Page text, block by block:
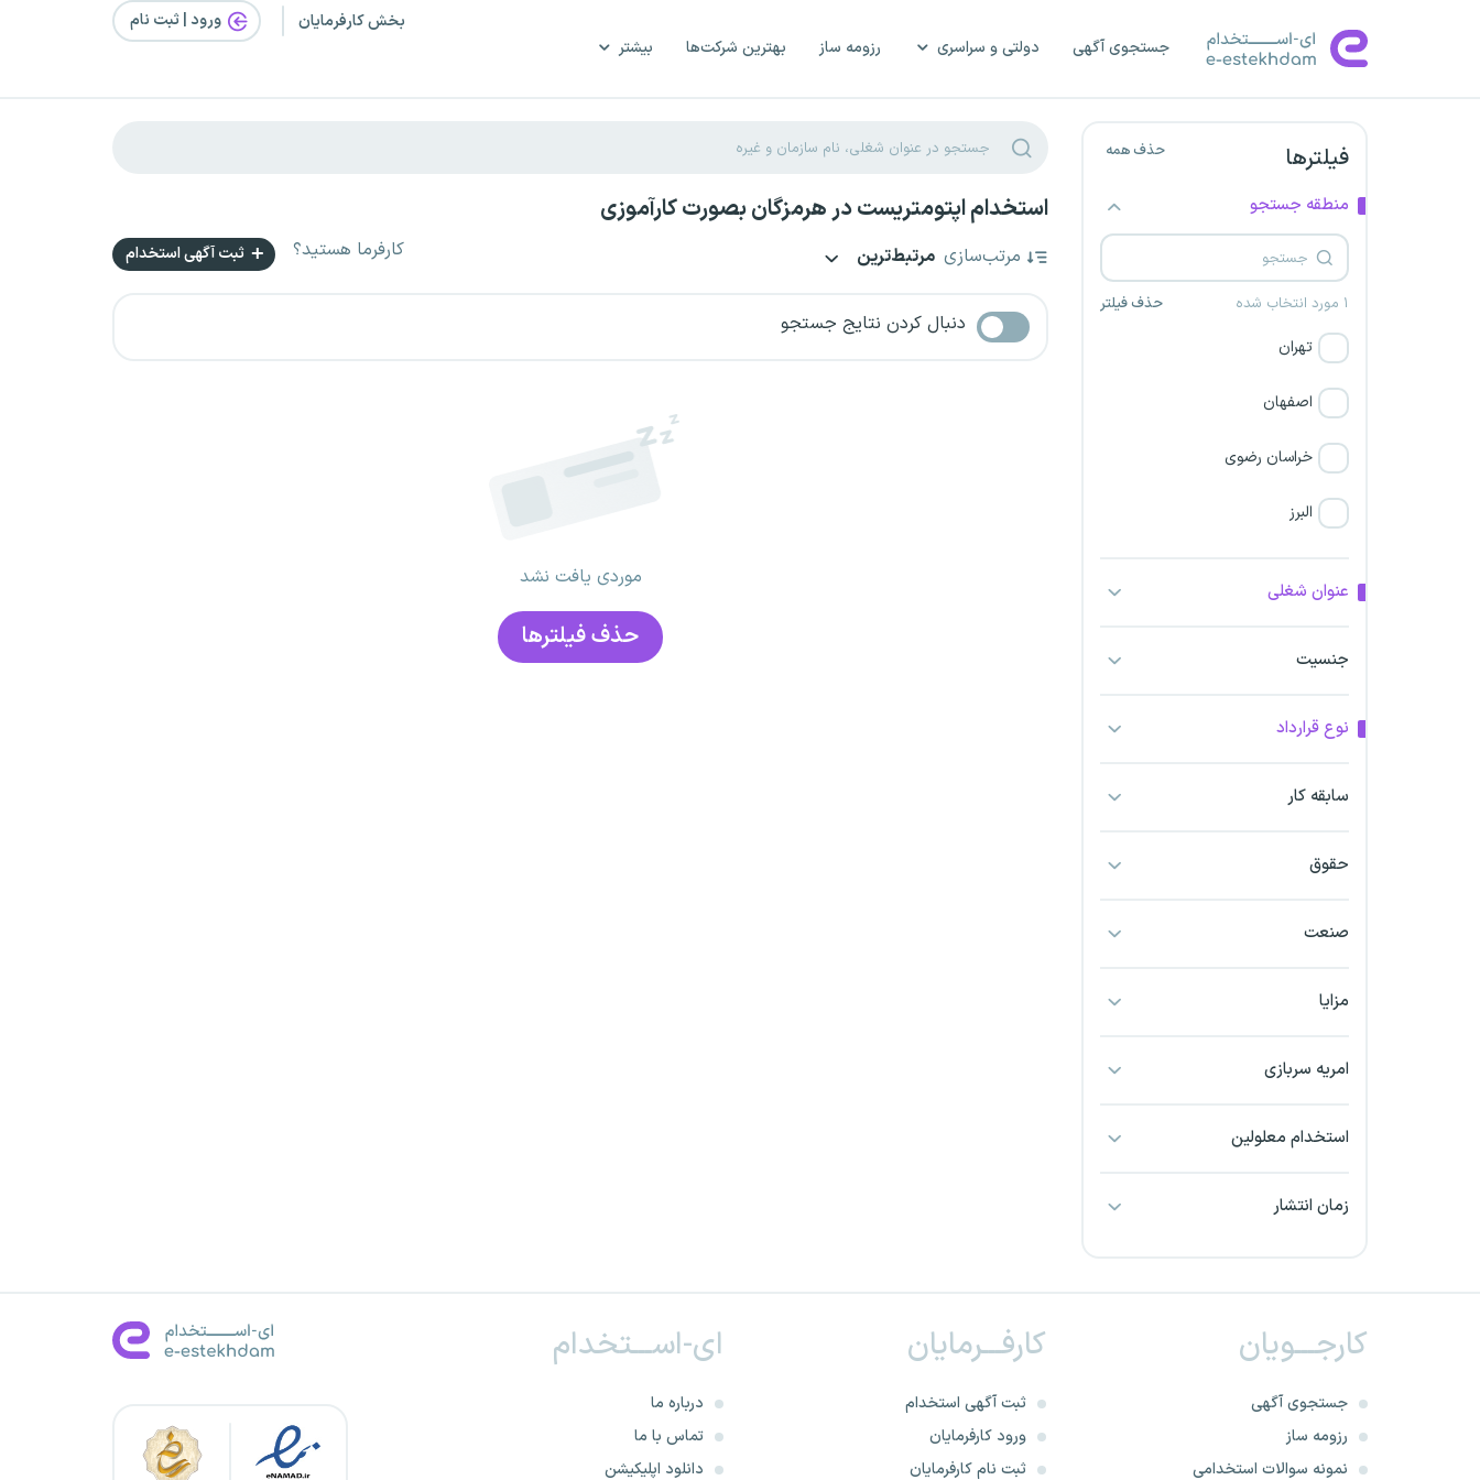
جستجوی آگهی دولتی و سراسری رزومه ساز بهترین شرکت‌ها بیشتر
بخش کارفرمایان ورود | ثبت‌ نام
فیلترها حذف همه
منطقه جستجو
۱ مورد انتخاب شده حذف فیلتر
تهران
اصفهان
خراسان رضوی
البرز
اراک
اردبیل
بندرعباس
خراسان شمالی
خرم آباد
خوزستان
عنوان شغلی
جنسیت
نوع قرارداد
سابقه کار
حقوق
صنعت
مزایا
امریه سربازی
استخدام معلولین
زمان انتشار
استخدام اپتومتریست در هرمزگان بصورت کارآموزی
مرتب‌سازی مرتبط‌ترین کارفرما هستید؟ ثبت آگهی استخدام
دنبال کردن نتایج جستجو
موردی یافت نشد
حذف فیلتر‌ها
کارجـــویان
جستجوی آگهی
رزومه ساز
نمونه سوالات استخدامی
کارفـــرمایان
ثبت آگهی استخدام
ورود کارفرمایان
ثبت نام کارفرمایان
ای-اســـتخدام
درباره ما
تماس با ما
دانلود اپلیکیشن